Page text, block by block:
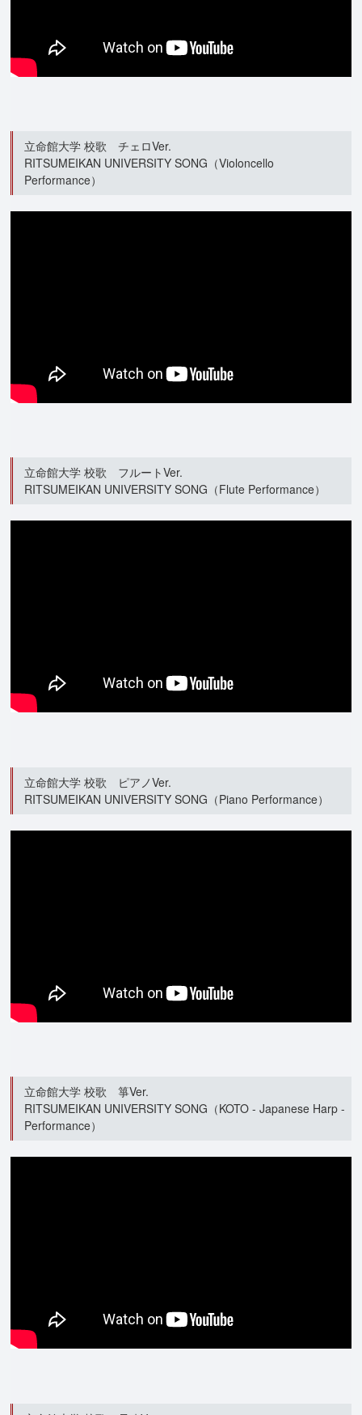
立命館大学 校歌 チェロVer.
RITSUMEIKAN UNIVERSITY SONG（Violoncello
Performance）
立命館大学 校歌 フルートVer.
RITSUMEIKAN UNIVERSITY SONG（Flute Performance）
立命館大学 校歌 ピアノVer.
RITSUMEIKAN UNIVERSITY SONG（Piano Performance）
立命館大学 校歌 箏Ver.
RITSUMEIKAN UNIVERSITY SONG（KOTO - Japanese Harp -
Performance）